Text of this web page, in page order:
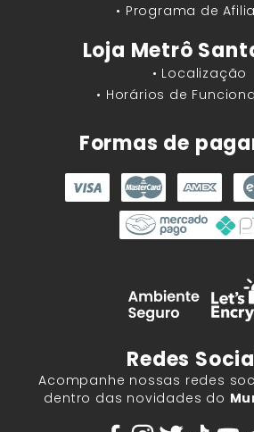
• Programa de
Loja Metrô
• Localização
• Horários de
Formas de
Redes
Acompanhe nossas redes
dentro das novidades do